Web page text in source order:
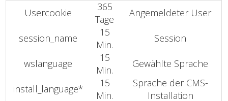
Usercookie
365
Tage
Angemeldeter User
session_name
15
Min.
Session
wslanguage
15
Min.
Gewählte Sprache
install_language*
15
Min.
Sprache der CMS-
Installation